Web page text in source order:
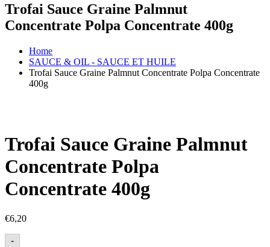
Trofai Sauce Graine Palmnut
Concentrate Polpa Concentrate 400g
Home
SAUCE & OIL - SAUCE ET HUILE
Trofai Sauce Graine Palmnut Concentrate Polpa Concentrate
400g
Trofai Sauce Graine Palmnut
Concentrate Polpa
Concentrate 400g
€6,20
-